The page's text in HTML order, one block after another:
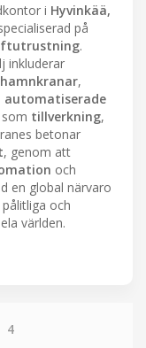
i Hyvinkää,
på
.
inkluderar
hamnkranar,
automatiserade
tillverkning,
betonar
, genom att
och
en global närvaro
och
världen.
4